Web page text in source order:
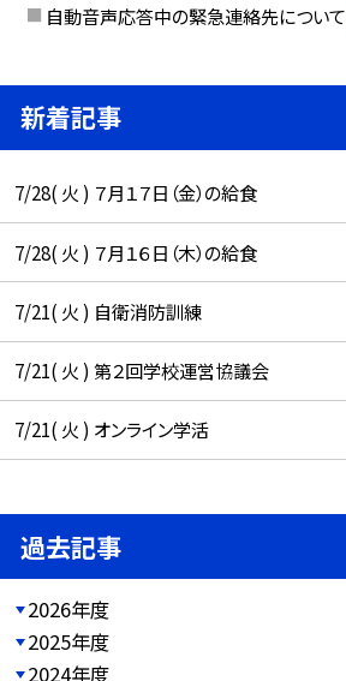
自動音声応答中の緊急連絡先について
新着記事
7/28( 火 ) ７月１７日（金）の給食
7/28( 火 ) ７月１６日（木）の給食
7/21( 火 ) 自衛消防訓練
7/21( 火 ) 第２回学校運営協議会
7/21( 火 ) オンライン学活
過去記事
2026年度
2025年度
2024年度